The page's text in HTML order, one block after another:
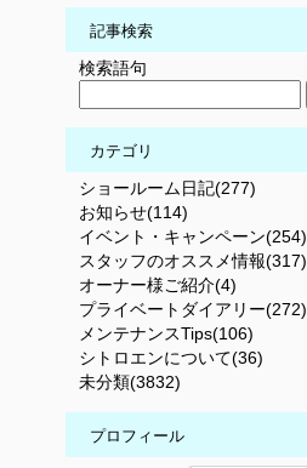
記事検索
検索語句
カテゴリ
ショールーム日記(277)
お知らせ(114)
イベント・キャンペーン(254)
スタッフのオススメ情報(317)
オーナー様ご紹介(4)
プライベートダイアリー(272)
メンテナンスTips(106)
シトロエンについて(36)
未分類(3832)
プロフィール